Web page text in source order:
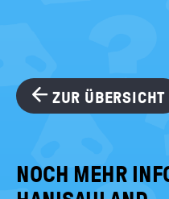
ZUR ÜBERSICHT
NOCH MEHR